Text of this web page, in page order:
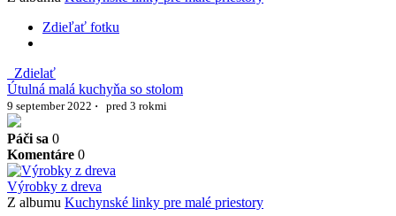
Zdieľať fotku
Zdielať
Útulná malá kuchyňa so stolom
9 september 2022 · pred 3 rokmi
Páči sa 0
Komentáre 0
Výrobky z dreva
Z albumu Kuchynské linky pre malé priestory